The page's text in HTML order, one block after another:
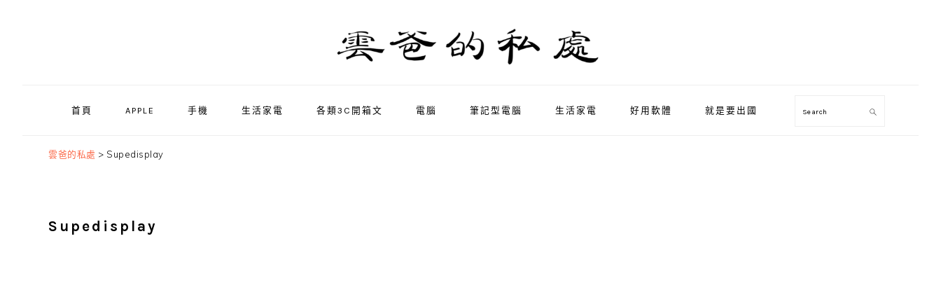
首頁 APPLE 手機 生活家電 各類3C開箱文 電腦 筆記型電腦 生活家電 好用軟體 就是要出國 Search
雲爸的私處 > Supedisplay
Supedisplay